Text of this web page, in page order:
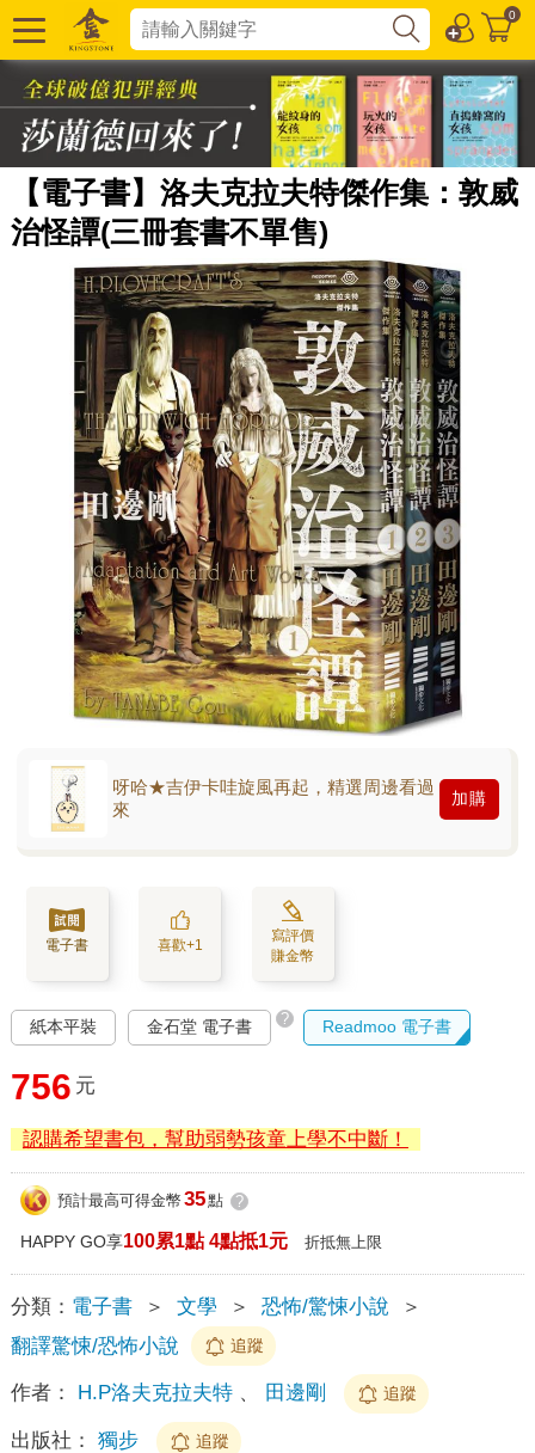
0
【電子書】洛夫克拉夫特傑作集：敦威
治怪譚(三冊套書不單售)
呀哈★吉伊卡哇旋風再起，精選周邊看過
來
加購
電子書 喜歡+1
寫評價
賺金幣
紙本平裝 金石堂 電子書 ? Readmoo 電子書
756 元
認購希望書包，幫助弱勢孩童上學不中斷！
預計最高可得金幣 35點 ?
HAPPY GO享100累1點 4點抵1元 折抵無上限
分類： 電子書 ＞ 文學 ＞ 恐怖/驚悚小說
＞
翻譯驚悚/恐怖小說
追蹤
作者： H.P洛夫克拉夫特、 田邊剛 追蹤
出版社： 獨步 追蹤